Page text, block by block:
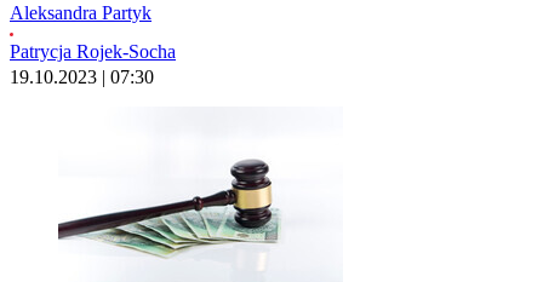
Aleksandra Partyk
Patrycja Rojek-Socha
19.10.2023 | 07:30